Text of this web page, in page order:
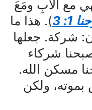
مع الآبِ ومَعَ
1: 3
). هذا ما
شركة. جعلها
شركاء
مسكن الله.
ولكن